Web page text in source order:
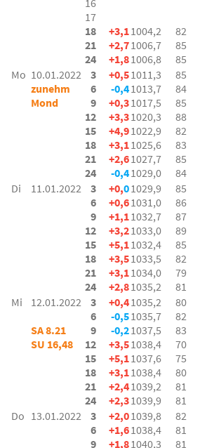
16
17
18
21
24
+3,1
+2,7
+1,8
1004,2
1006,7
1006,8
82
85
85
Mo 10.01.2022
zunehm
Mond
3
6
9
12
15
18
21
24
+0,5
-0,4
+0,3
+3,3
+4,9
+3,1
+2,6
-0,4
1011,3
1013,7
1017,5
1020,3
1022,9
1025,6
1027,7
1029,0
85
84
85
88
82
83
85
84
Di 11.01.2022
3
6
9
12
15
18
21
24
+0,0
+0,6
+1,1
+3,2
+5,1
+3,5
+3,1
+2,8
1029,9
1031,0
1032,7
1033,0
1032,4
1033,5
1034,0
1035,2
85
86
87
89
85
82
79
81
Mi
12.01.2022
SA 8.21
SU 16,48
3
6
9
12
15
18
21
24
+0,4
-0,5
-0,2
+3,5
+5,1
+3,1
+2,4
+2,3
1035,2
1035,7
1037,5
1038,4
1037,6
1038,4
1039,2
1039,9
80
82
83
70
75
80
81
81
Do 13.01.2022
3
6
9
+2,0
+1,6
+1,8
1039,8
1038,4
1040,3
82
81
81